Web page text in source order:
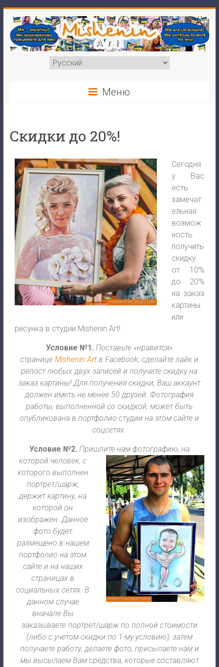
Меню
Скидки до 20%!
Сегодня
у Вас
есть
замечат
ельная
возмож
ность
получить
скидку
от 10%
до 20%
на заказ
картины
или
рисунка в студии Mishenin Art!
Условие №1. Поставьте «нравится»
страницеMishenin Art в Facebook, сделайте лайк и
репост любых двух записей и получите скидку на
заказ картины! Для получения скидки, Ваш аккаунт
должен иметь не менее 50друзей. Фотография
работы, выполненной со скидкой, может быть
опубликована в портфолио студии на этом сайте и
соцсетях.
Условие №2. Пришлите нам фотографию, на
которой человек, с
которого выполнен
портрет/шарж,
держит картину, на
которой он
изображен. Данное
фото будет
размещено в нашем
портфолио на этом
сайте и на наших
страницах в
социальных сетях. В
данном случае
вначале Вы
заказываете портрет/шарж по полной стоимости
(либо с учетом скидки по 1-му условию), затем
получаете работу, делаете фото, присылаете нам и
мы высылаем Вам средства, которые составляют